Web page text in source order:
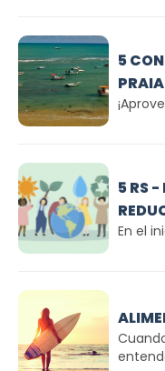
5
5 RS -
En el